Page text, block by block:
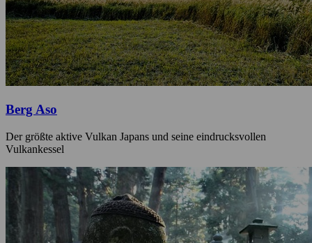
Berg Aso
Der größte aktive Vulkan Japans und seine eindrucksvollen
Vulkankessel